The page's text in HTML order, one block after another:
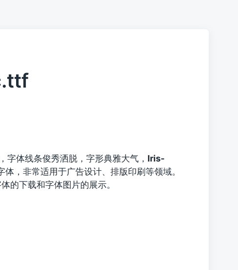
字体线条俊秀洒脱，字形典雅大气， Iris-
，非常适用于广告设计、排版印刷等领域。
下载和字体图片的展示。